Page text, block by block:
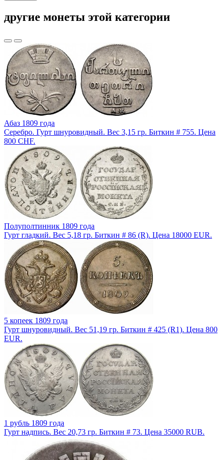
другие монеты этой категории
Абаз 1809 года
Серебро. Гурт шнуровидный. Вес 3,15 гр. Биткин # 755. Цена
800 CHF.
Полуполтинник 1809 года
Гурт гладкий. Вес 5,18 гр. Биткин # 86 (R). Цена 18000 EUR.
5 копеек 1809 года
Гурт шнуровидный. Вес 51,19 гр. Биткин # 425 (R1). Цена 800
EUR.
1 рубль 1809 года
Гурт надпись. Вес 20,73 гр. Биткин # 73. Цена 35000 RUB.